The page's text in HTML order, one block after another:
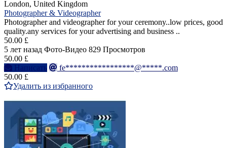
London, United Kingdom
Photographer & Videographer
Photographer and videographer for your ceremony..low prices, good
quality.any services for your advertising and business ..
50.00 £
5 лет назад Фото-Видео 829 Просмотров
50.00 £
Написать
fe*****************@*****.com
50.00 £
Удалить из избранного